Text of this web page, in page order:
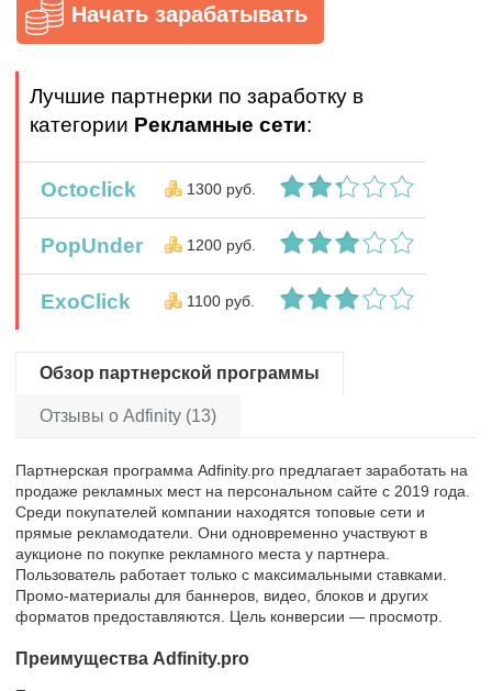
Начать зарабатывать
Лучшие партнерки по заработку в
категории Рекламные сети:
Octoclick 1300 руб.
PopUnder 1200 руб.
ExoClick 1100 руб.
Обзор партнерской программы
Отзывы о Adfinity (13)
Партнерская программа Adfinity.pro предлагает заработать на
продаже рекламных мест на персональном сайте с 2019 года.
Среди покупателей компании находятся топовые сети и
прямые рекламодатели. Они одновременно участвуют в
аукционе по покупке рекламного места у партнера.
Пользователь работает только с максимальными ставками.
Промо-материалы для баннеров, видео, блоков и других
форматов предоставляются. Цель конверсии — просмотр.
Преимущества Adfinity.pro